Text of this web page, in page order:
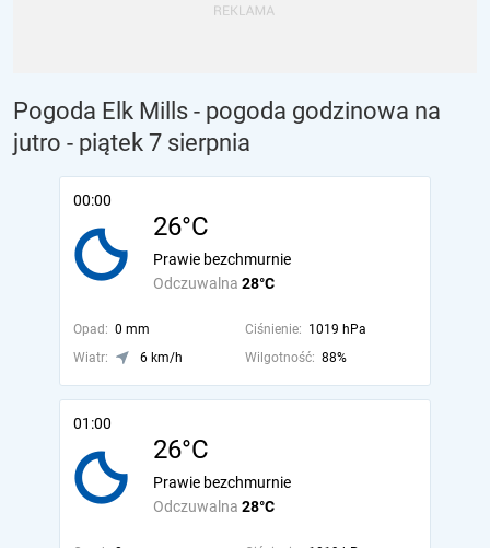
Pogoda Elk Mills - pogoda godzinowa na
jutro - piątek 7 sierpnia
00:00
26°C
Odczuwalna 28°C
Prawie bezchmurnie
Opad: 0 mm Ciśnienie: 1019 hPa
Wiatr:
6 km/h Wilgotność: 88%
01:00
26°C
Odczuwalna 28°C
Prawie bezchmurnie